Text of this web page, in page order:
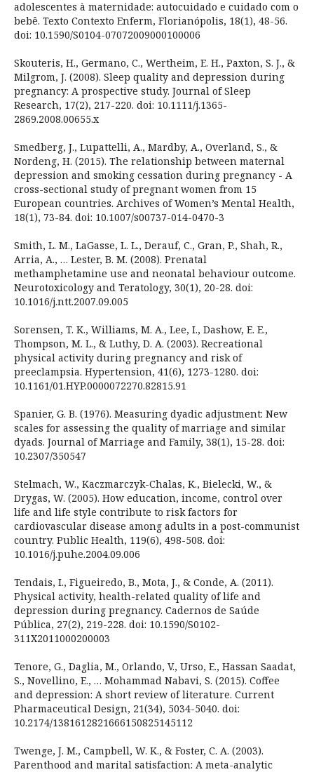
adolescentes à maternidade: autocuidado e cuidado com o
bebê. Texto Contexto Enferm, Florianópolis, 18(1), 48-56.
doi: 10.1590/S0104-07072009000100006
Skouteris, H., Germano, C., Wertheim, E. H., Paxton, S. J., &
Milgrom, J. (2008). Sleep quality and depression during
pregnancy: A prospective study. Journal of Sleep
Research, 17(2), 217-220. doi: 10.1111/j.1365-
2869.2008.00655.x
Smedberg, J., Lupattelli, A., Mardby, A., Overland, S., &
Nordeng, H. (2015). The relationship between maternal
depression and smoking cessation during pregnancy - A
cross-sectional study of pregnant women from 15
European countries. Archives of Women’s Mental Health,
18(1), 73-84. doi: 10.1007/s00737-014-0470-3
Smith, L. M., LaGasse, L. L., Derauf, C., Gran, P., Shah, R.,
Arria, A., … Lester, B. M. (2008). Prenatal
methamphetamine use and neonatal behaviour outcome.
Neurotoxicology and Teratology, 30(1), 20-28. doi:
10.1016/j.ntt.2007.09.005
Sorensen, T. K., Williams, M. A., Lee, I., Dashow, E. E.,
Thompson, M. L., & Luthy, D. A. (2003). Recreational
physical activity during pregnancy and risk of
preeclampsia. Hypertension, 41(6), 1273-1280. doi:
10.1161/01.HYP.0000072270.82815.91
Spanier, G. B. (1976). Measuring dyadic adjustment: New
scales for assessing the quality of marriage and similar
dyads. Journal of Marriage and Family, 38(1), 15-28. doi:
10.2307/350547
Stelmach, W., Kaczmarczyk-Chalas, K., Bielecki, W., &
Drygas, W. (2005). How education, income, control over
life and life style contribute to risk factors for
cardiovascular disease among adults in a post-communist
country. Public Health, 119(6), 498-508. doi:
10.1016/j.puhe.2004.09.006
Tendais, I., Figueiredo, B., Mota, J., & Conde, A. (2011).
Physical activity, health-related quality of life and
depression during pregnancy. Cadernos de Saúde
Pública, 27(2), 219-228. doi: 10.1590/S0102-
311X2011000200003
Tenore, G., Daglia, M., Orlando, V., Urso, E., Hassan Saadat,
S., Novellino, E., … Mohammad Nabavi, S. (2015). Coffee
and depression: A short review of literature. Current
Pharmaceutical Design, 21(34), 5034-5040. doi:
10.2174/1381612821666150825145112
Twenge, J. M., Campbell, W. K., & Foster, C. A. (2003).
Parenthood and marital satisfaction: A meta-analytic